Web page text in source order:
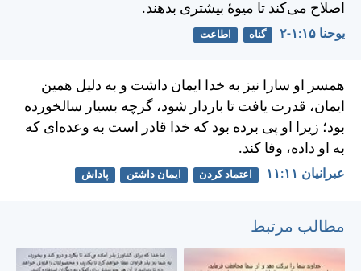
اصلاح می‌كند تا ميوهٔ بيشتری بدهند.
يوحنا ۱۵:‏۱-‏۲ گناه اطاعت
همسر او سارا نيز به خدا ايمان داشت و به دلیل همين
ايمان، قدرت يافت تا باردار شود، گرچه بسيار سالخورده
بود؛ زيرا او پی برده بود كه خدا قادر است به وعده‌ای كه
به او داده، وفا كند.
عبرانيان ۱۱:‏۱۱ اعتماد کردن ایمان داشتن پاداش
مطالب مرتبط